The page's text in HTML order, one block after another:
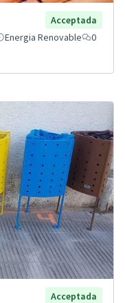
Acceptada
Energia Renovable
0
Acceptada